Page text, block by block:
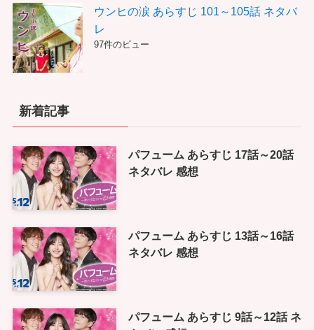
ウンヒの涙 あらすじ 101～105話 ネタバ
レ
97件のビュー
新着記事
パフューム あらすじ 17話～20話
ネタバレ 感想
パフューム あらすじ 13話～16話
ネタバレ 感想
パフューム あらすじ 9話～12話 ネ